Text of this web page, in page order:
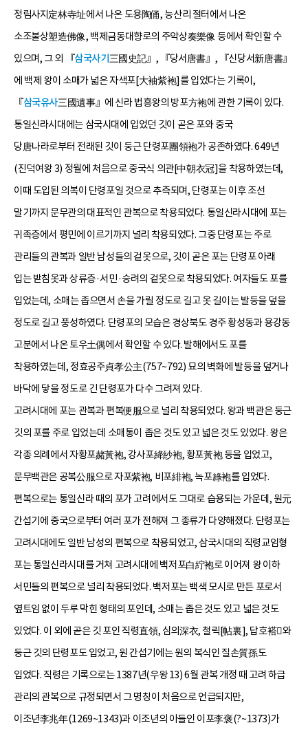
정림사지定林寺址에서 나온 도용陶俑, 능산리 절터에서 나온
소조불상塑造佛像, 백제금동대향로의 주악상奏樂像 등에서 확인할 수
있으며, 그 외 『삼국사기 三國史記』, 『당서唐書』, 『신당서新唐書』
에 백제 왕이 소매가 넓은 자색포[大袖紫袍]를 입었다는 기록이,
『삼국유사三國遺事』에 신라 법흥왕의 방포方袍에 관한 기록이 있다.
통일신라시대에는 삼국시대에 입었던 깃이 곧은 포와 중국
당唐나라로부터 전래된 깃이 둥근 단령포團領袍가 공존하였다. 649년
(진덕여왕 3) 정월에 처음으로 중국식 의관[中朝衣冠]을 착용하였는데,
이때 도입된 의복이 단령포일 것으로 추측되며, 단령포는 이후 조선
말기까지 문무관의 대표적인 관복으로 착용되었다. 통일신라시대에 포는
귀족층에서 평민에 이르기까지 널리 착용되었다. 그중 단령포는 주로
관리들의 관복과 일반 남성들의 겉옷으로, 깃이 곧은 포는 단령포 아래
입는 받침옷과 상류층·서민·승려의 겉옷으로 착용되었다. 여자들도 포를
입었는데, 소매는 좁으면서 손을 가릴 정도로 길고 옷 길이는 발등을 덮을
정도로 길고 풍성하였다. 단령포의 모습은 경상북도 경주 황성동과 용강동
고분에서 나온 토우土偶에서 확인할 수 있다. 발해에서도 포를
착용하였는데, 정효공주貞孝公主(757~792) 묘의 벽화에 발등을 덮거나
바닥에 닿을 정도로 긴 단령포가 다수 그려져 있다.
고려시대에 포는 관복과 편복便服으로 널리 착용되었다. 왕과 백관은 둥근
깃의 포를 주로 입었는데 소매통이 좁은 것도 있고 넓은 것도 있었다. 왕은
각종 의례에서 자황포赭黃袍, 강사포絳紗袍, 황포黃袍 등을 입었고,
문무백관은 공복公服으로 자포紫袍, 비포緋袍, 녹포綠袍를 입었다.
편복으로는 통일신라 때의 포가 고려에서도 그대로 습용되는 가운데, 원元
간섭기에 중국으로부터 여러 포가 전해져 그 종류가 다양해졌다. 단령포는
고려시대에도 일반 남성의 편복으로 착용되었고, 삼국시대의 직령교임형
포는 통일신라시대를 거쳐 고려시대에 백저포白紵袍로 이어져 왕 이하
서민들의 편복으로 널리 착용되었다. 백저포는 백색 모시로 만든 포로서
옆트임 없이 두루 막힌 형태의 포인데, 소매는 좁은 것도 있고 넓은 것도
있었다. 이 외에 곧은 깃 포인 직령直領, 심의深衣, 철릭[帖裏], 답호褡𧞤와
둥근 깃의 단령포도 입었고, 원 간섭기에는 원의 복식인 질손質孫도
입었다. 직령은 기록으로는 1387년(우왕 13) 6월 관복 개정 때 고려 하급
관리의 관복으로 규정되면서 그 명칭이 처음으로 언급되지만,
이조년李兆年(1269~1343)과 이조년의 아들인 이포李褒(?~1373)가